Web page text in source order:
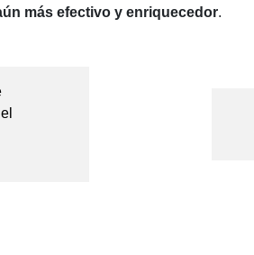
más efectivo y enriquecedor.